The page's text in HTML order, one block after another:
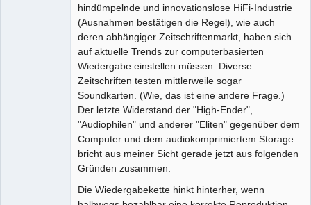
hindümpelnde und innovationslose HiFi-Industrie
(Ausnahmen bestätigen die Regel), wie auch
deren abhängiger Zeitschriftenmarkt, haben sich
auf aktuelle Trends zur computerbasierten
Wiedergabe einstellen müssen. Diverse
Zeitschriften testen mittlerweile sogar
Soundkarten. (Wie, das ist eine andere Frage.)
Der letzte Widerstand der "High-Ender",
"Audiophilen" und anderer "Eliten" gegenüber dem
Computer und dem audiokomprimiertem Storage
bricht aus meiner Sicht gerade jetzt aus folgenden
Gründen zusammen:
Die Wiedergabekette hinkt hinterher, wenn